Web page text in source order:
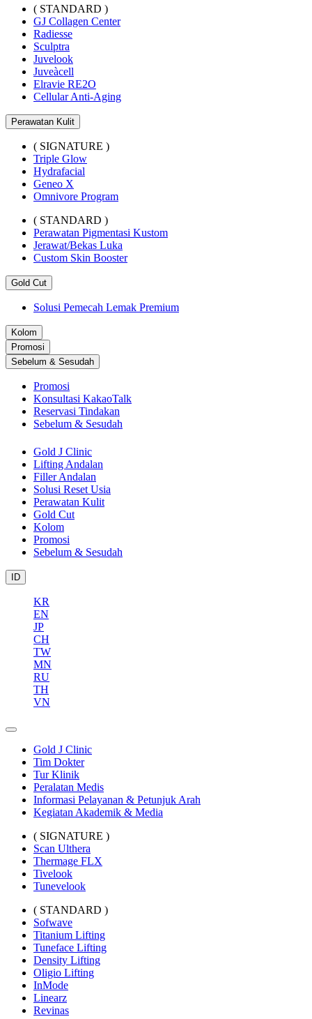
( STANDARD )
GJ Collagen Center
Radiesse
Sculptra
Juvelook
Juveàcell
Elravie RE2O
Cellular Anti-Aging
Perawatan Kulit
( SIGNATURE )
Triple Glow
Hydrafacial
Geneo X
Omnivore Program
( STANDARD )
Perawatan Pigmentasi Kustom
Jerawat/Bekas Luka
Custom Skin Booster
Gold Cut
Solusi Pemecah Lemak Premium
Kolom
Promosi
Sebelum & Sesudah
Promosi
Konsultasi KakaoTalk
Reservasi Tindakan
Sebelum & Sesudah
Gold J Clinic
Lifting Andalan
Filler Andalan
Solusi Reset Usia
Perawatan Kulit
Gold Cut
Kolom
Promosi
Sebelum & Sesudah
ID
KR
EN
JP
CH
TW
MN
RU
TH
VN
Gold J Clinic
Tim Dokter
Tur Klinik
Peralatan Medis
Informasi Pelayanan & Petunjuk Arah
Kegiatan Akademik & Media
( SIGNATURE )
Scan Ulthera
Thermage FLX
Tivelook
Tunevelook
( STANDARD )
Sofwave
Titanium Lifting
Tuneface Lifting
Density Lifting
Oligio Lifting
InMode
Linearz
Revinas